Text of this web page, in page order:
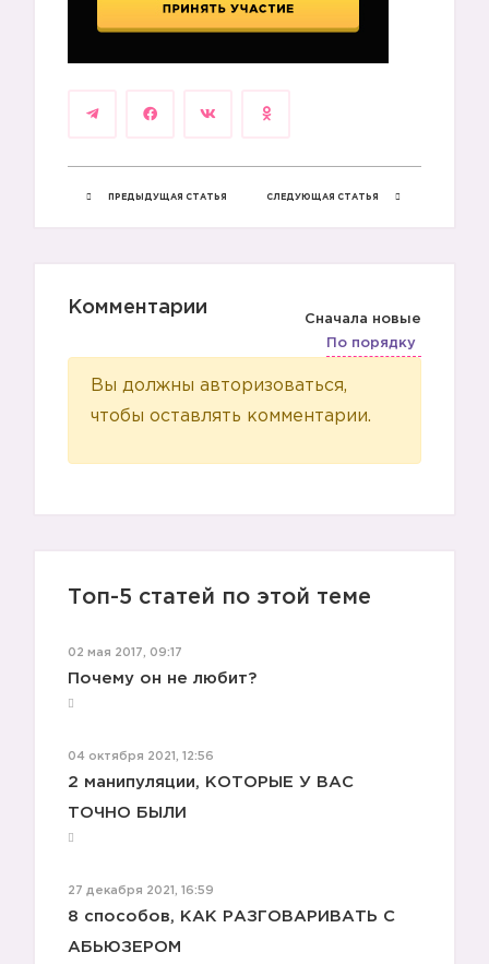
ПРЕДЫДУЩАЯ СТАТЬЯ СЛЕДУЮЩАЯ СТАТЬЯ
Комментарии
Сначала новые
По порядку
Вы должны авторизоваться,
чтобы оставлять комментарии.
Топ-5 статей по этой теме
02 мая 2017, 09:17
Почему он не любит?
04 октября 2021, 12:56
2 манипуляции, КОТОРЫЕ У ВАС
ТОЧНО БЫЛИ
27 декабря 2021, 16:59
8 способов, КАК РАЗГОВАРИВАТЬ С
АБЬЮЗЕРОМ